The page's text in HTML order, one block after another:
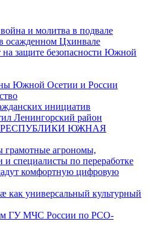
и молитва в подвале
осажденном Цхинвале
на защите безопасности Южной
Южной Осетии и России
инициатив
Ленингорский район
РЕСПУБЛИКИ ЮЖНАЯ
агрономы,
и специалисты по переработке
комфортную цифровую
универсальный культурный
ГУ МЧС России по РСО-